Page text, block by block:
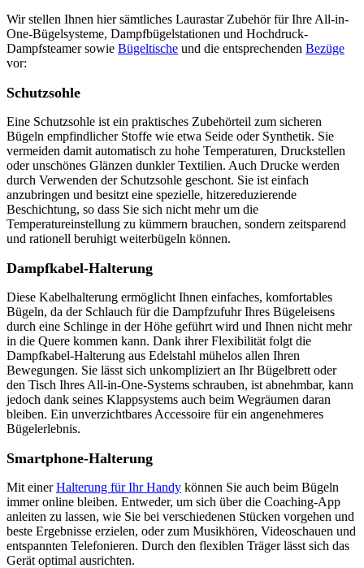
Wir stellen Ihnen hier sämtliches Laurastar Zubehör für Ihre All-in-
One-Bügelsysteme, Dampfbügelstationen und Hochdruck-
Dampfsteamer sowie Bügeltische und die entsprechenden Bezüge
vor:
Schutzsohle
Eine Schutzsohle ist ein praktisches Zubehörteil zum sicheren
Bügeln empfindlicher Stoffe wie etwa Seide oder Synthetik. Sie
vermeiden damit automatisch zu hohe Temperaturen, Druckstellen
oder unschönes Glänzen dunkler Textilien. Auch Drucke werden
durch Verwenden der Schutzsohle geschont. Sie ist einfach
anzubringen und besitzt eine spezielle, hitzereduzierende
Beschichtung, so dass Sie sich nicht mehr um die
Temperatureinstellung zu kümmern brauchen, sondern zeitsparend
und rationell beruhigt weiterbügeln können.
Dampfkabel-Halterung
Diese Kabelhalterung ermöglicht Ihnen einfaches, komfortables
Bügeln, da der Schlauch für die Dampfzufuhr Ihres Bügeleisens
durch eine Schlinge in der Höhe geführt wird und Ihnen nicht mehr
in die Quere kommen kann. Dank ihrer Flexibilität folgt die
Dampfkabel-Halterung aus Edelstahl mühelos allen Ihren
Bewegungen. Sie lässt sich unkompliziert an Ihr Bügelbrett oder
den Tisch Ihres All-in-One-Systems schrauben, ist abnehmbar, kann
jedoch dank seines Klappsystems auch beim Wegräumen daran
bleiben. Ein unverzichtbares Accessoire für ein angenehmeres
Bügelerlebnis.
Smartphone-Halterung
Mit einerHalterung für Ihr Handy können Sie auch beim Bügeln
immer online bleiben. Entweder, um sich über die Coaching-App
anleiten zu lassen, wie Sie bei verschiedenen Stücken vorgehen und
beste Ergebnisse erzielen, oder zum Musikhören, Videoschauen und
entspannten Telefonieren. Durch den flexiblen Träger lässt sich das
Gerät optimal ausrichten.